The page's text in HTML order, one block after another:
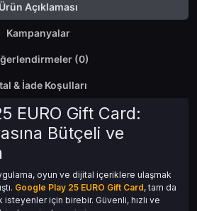
Ürün Açıklaması
Kampanyalar
Değerlendirmeler (0)
& İade Koşulları
EURO Gift Card:
Bütçeli ve
oyun ve dijital içeriklere ulaşmak
Google Play 25 EURO Gift Card, tam da
için birebir. Güvenli, hızlı ve